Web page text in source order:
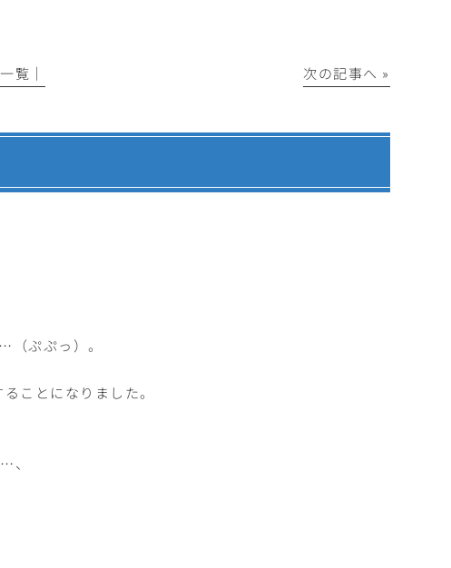
覧│ 次の記事へ »
ぷぷっ）。
ことになりました。
、